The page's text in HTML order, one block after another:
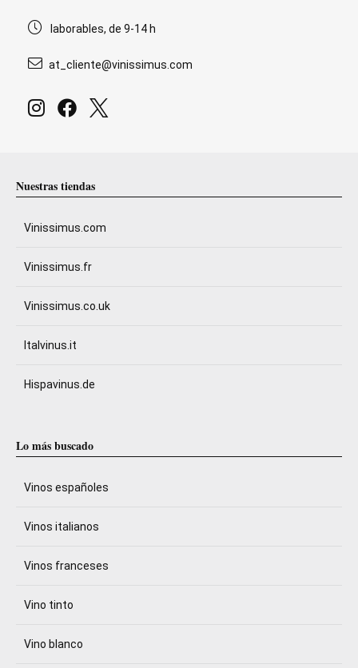
laborables, de 9-14 h
at_cliente@vinissimus.com
Nuestras tiendas
Vinissimus.com
Vinissimus.fr
Vinissimus.co.uk
Italvinus.it
Hispavinus.de
Lo más buscado
Vinos españoles
Vinos italianos
Vinos franceses
Vino tinto
Vino blanco